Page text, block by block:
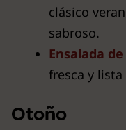
clásico
sabroso.
Ensalada
fresca y
Otoño